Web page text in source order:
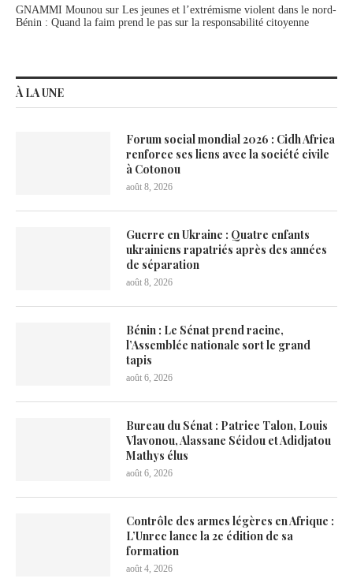
GNAMMI Mounou sur Les jeunes et l’extrémisme violent dans le nord-
Bénin : Quand la faim prend le pas sur la responsabilité citoyenne
À LA UNE
Forum social mondial 2026 : Cidh Africa
renforce ses liens avec la société civile
à Cotonou
août 8, 2026
Guerre en Ukraine : Quatre enfants
ukrainiens rapatriés après des années
de séparation
août 8, 2026
Bénin : Le Sénat prend racine,
l’Assemblée nationale sort le grand
tapis
août 6, 2026
Bureau du Sénat : Patrice Talon, Louis
Vlavonou, Alassane Séidou et Adidjatou
Mathys élus
août 6, 2026
Contrôle des armes légères en Afrique :
L’Unrec lance la 2e édition de sa
formation
août 4, 2026